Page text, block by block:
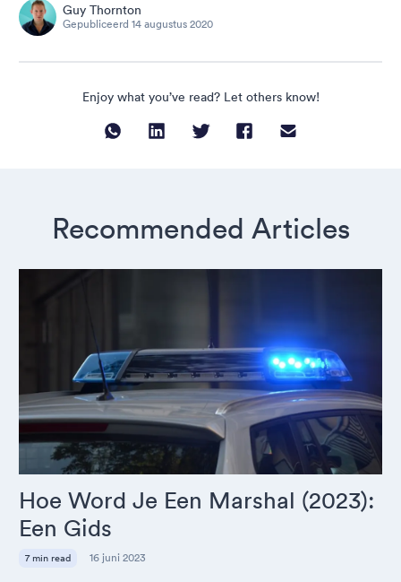
Guy Thornton
Gepubliceerd 14 augustus 2020
Enjoy what you’ve read? Let others know!
Recommended Articles
Hoe Word Je Een Marshal (2023):
Een Gids
7 min read 16 juni 2023